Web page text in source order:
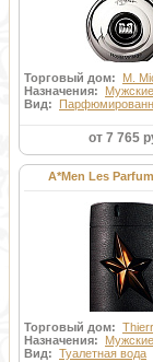
Торговый дом: M.
Назначения: Мужские
Вид:
от 7 765
A*Men Les
Торговый дом:
Назначения: Мужские
Вид: Туалетная вода